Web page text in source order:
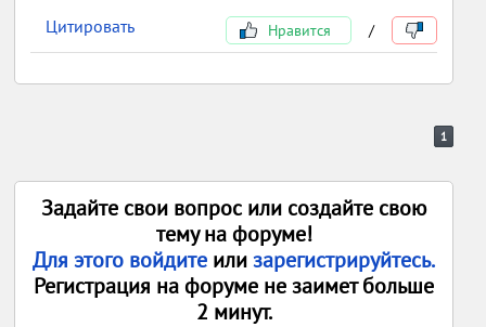
Цитировать Нравится /
1
Задайте свои вопрос или создайте свою
тему на форуме!
Для этого войдите илизарегистрируйтесь.
Регистрация на форуме не заимет больше
2 минут.